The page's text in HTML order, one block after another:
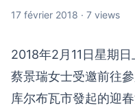
17 février 2018 · 7 views
2018年2月11日星期
蔡景瑞女士受邀前往
库尔布瓦市發起的迎